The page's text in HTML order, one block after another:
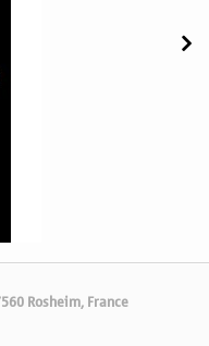
Rosheim, France